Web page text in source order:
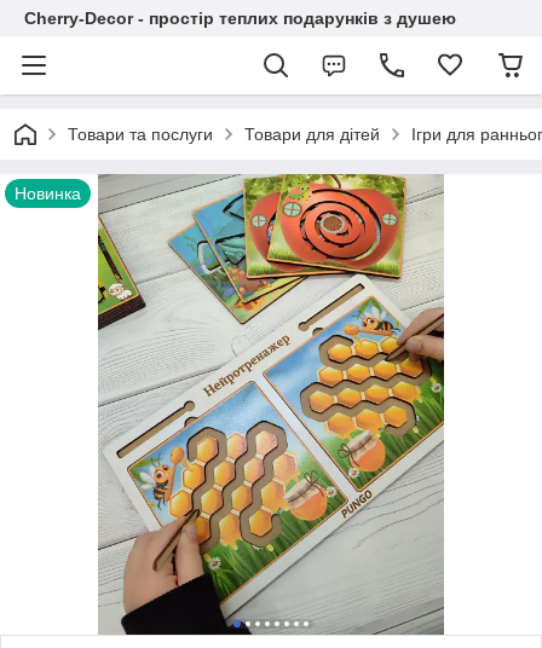
Cherry-Decor - простір теплих подарунків з душею
Товари та послуги Товари для дітей Ігри для
Новинка